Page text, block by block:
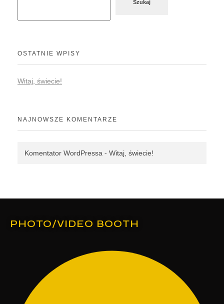
Szukaj
OSTATNIE WPISY
Witaj, świecie!
NAJNOWSZE KOMENTARZE
Komentator WordPressa - Witaj, świecie!
PHOTO/VIDEO BOOTH